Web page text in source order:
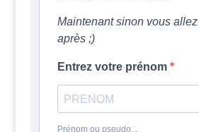
Maintenant sinon vous
après ;)
Entrez votre prénom
Prénom ou pseudo...